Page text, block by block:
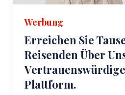
Werbung
Erreichen Sie
Reisenden Über
Plattform.